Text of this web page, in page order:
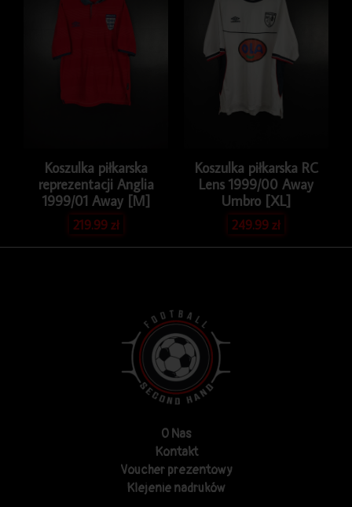
Koszulka piłkarska
reprezentacji Anglia
1999/01 Away [M]
219.99zł
Koszulka piłkarska RC
Lens 1999/00 Away
Umbro [XL]
249.99zł
O Nas
Kontakt
Voucher prezentowy
Klejenie nadruków